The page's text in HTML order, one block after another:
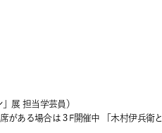
展 担当学芸員）
ある場合は３F開催中 「木村伊兵衛